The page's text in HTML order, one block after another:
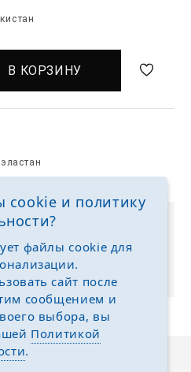
В КОРЗИНУ
рядов
одежды и обуви на
cookie и политику
файлы cookie для
сайт после
сообщением и
выбора, вы
Политикой
.